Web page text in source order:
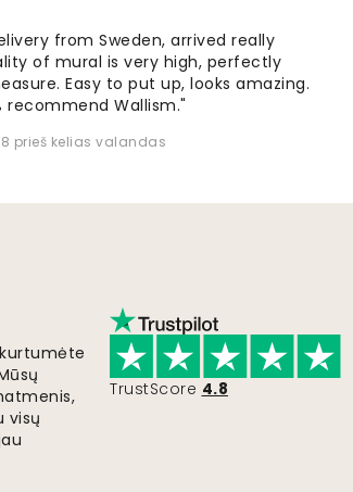
from Sweden, arrived really
of mural is very high, perfectly
Easy to put up, looks amazing.
recommend Wallism."
8 prieš kelias valandas
visų
TrustScore 4.8